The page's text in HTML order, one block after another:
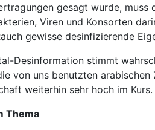
gesagt wurde,
Viren und Konsorten
gewisse desinfizierende
Desinformation stimmt
von uns benutzten
weiterhin sehr hoch im Kurs.
Thema